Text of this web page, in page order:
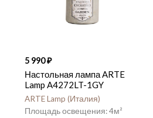
5 990
Настольная лампа ARTE
Lamp A4272LT-1GY
ARTE Lamp Италия
4